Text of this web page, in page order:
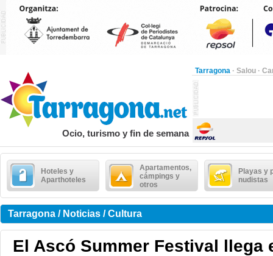
Tarragona · Salou ·
Ocio, turismo y fin de semana
Hoteles y
Aparthoteles
Apartamentos,
cámpings y
otros
Playas y
nudistas
Tarragona / Noticias / Cultura
El Ascó Summer Festival llega